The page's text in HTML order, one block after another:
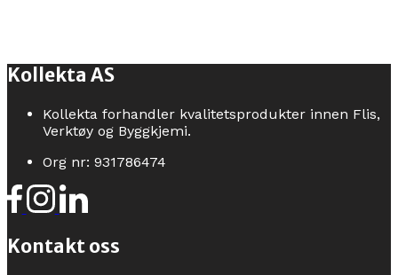
Kollekta AS
Kollekta forhandler kvalitetsprodukter innen Flis,
Verktøy og Byggkjemi.
Org nr: 931786474
Kontakt oss